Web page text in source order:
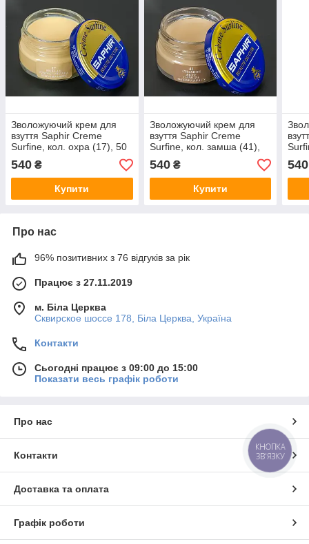
Зволожуючий крем для
взуття Saphir Creme
Surfine, кол. охра (17), 50
мл
540 ₴
Купити
Зволожуючий крем для
взуття Saphir Creme
Surfine, кол. замша (41),
50 мл
540₴
Купити
540
Про нас
96% позитивних з 76 відгуків за рік
Працює з 27.11.2019
м. Біла Церква
Сквирское шоссе 178, Біла Церква, Україна
Контакти
Сьогодні працює з 09:00 до 15:00
Показати весь графік роботи
Про нас
Контакти
Доставка та оплата
Графік роботи
КНОПКА
ЗВ'ЯЗКУ